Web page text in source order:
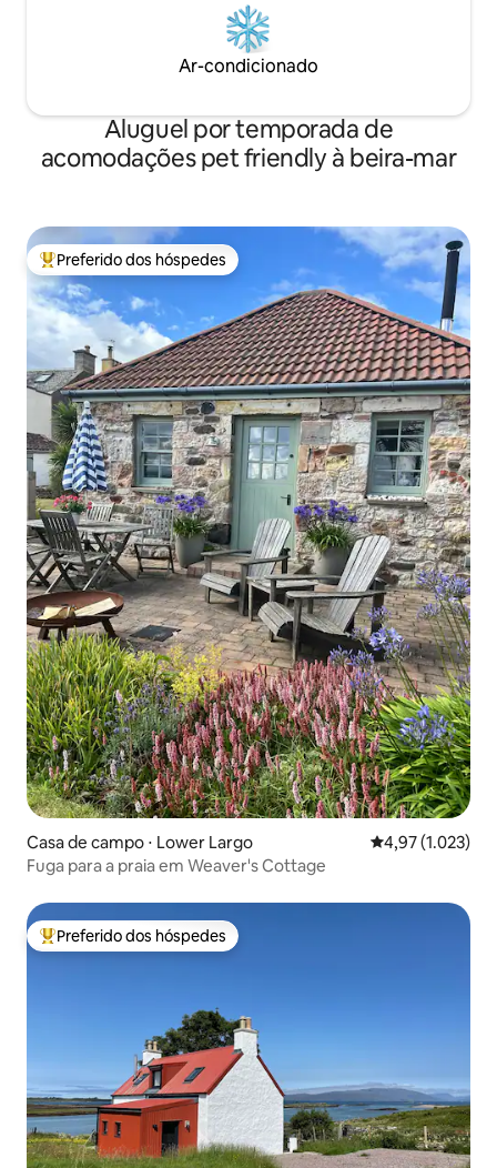
Ar-condicionado
Aluguel por temporada de
acomodações pet friendly à beira-mar
Entre os melhores preferidos dos hóspedes
Preferido dos hóspedes
Casa de campo ⋅ Lower Largo 4,97 de uma
4,97 (1.023)
Fuga para a praia em Weaver's Cottage
Entre os melhores preferidos dos hóspedes
Preferido dos hóspedes